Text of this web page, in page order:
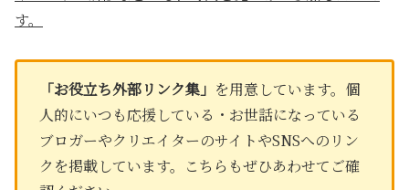
す。
「お役立ち外部リンク集」 を用意しています。個
人的にいつも応援している・お世話になっている
ブロガーやクリエイターのサイトやSNSへのリン
クを掲載しています。こちらもぜひあわせてご確